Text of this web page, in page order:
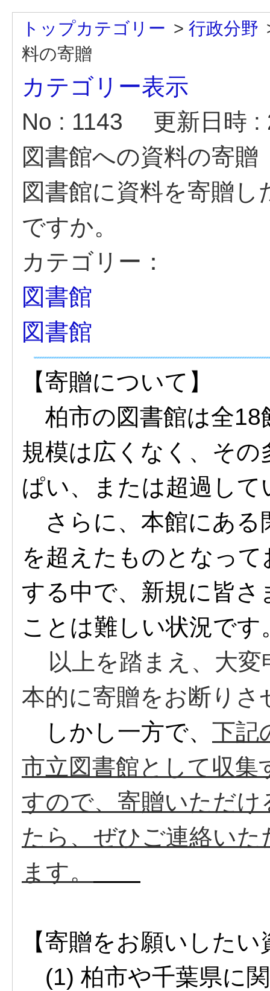
トップカテゴリー > 行政分野
料の寄贈
カテゴリー表示
No : 1143
更新日時 :
図書館への資料の寄贈
図書館に資料を寄贈
ですか。
カテゴリー：
図書館
図書館
【寄贈について】
柏市の図書館は全18
規模は広くなく、そ
ぱい、または超過して
さらに、本館にある
を超えたものとなっ
する中で、新規に皆
ことは難しい状況です
以上を踏まえ、大
本的に寄贈をお断り
しかし一方で、 下記
市立図書館として収
すので、寄贈いただ
たら、ぜひご連絡い
ます。
【寄贈をお願いしたい
(1) 柏市や千葉県に